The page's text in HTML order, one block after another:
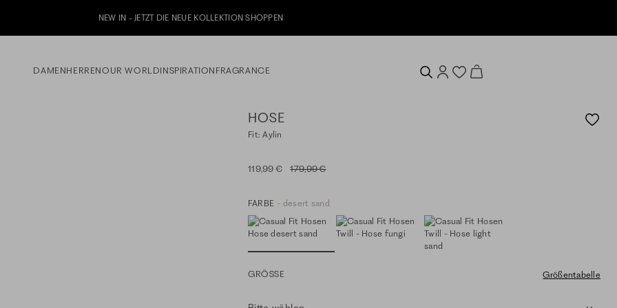
NEW IN - JETZT DIE NEUE KOLLEKTION SHOPPEN
DAMENHERRENOUR WORLDINSPIRATION FRAGRANCE
HOSE
Fit: Aylin
119,99 € 179,99 €
FARBE - desert sand
GRÖSSE Größentabelle